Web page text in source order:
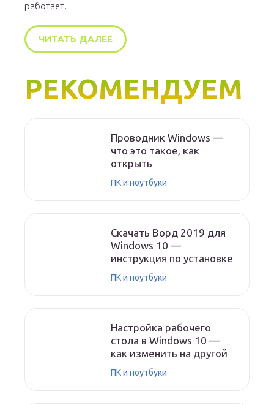
работает.
ЧИТАТЬ ДАЛЕЕ
РЕКОМЕНДУЕМ
Проводник Windows —
что это такое, как
открыть
ПК и ноутбуки
Скачать Ворд 2019 для
Windows 10 —
инструкция по установке
ПК и ноутбуки
Настройка рабочего
стола в Windows 10 —
как изменить на другой
ПК и ноутбуки